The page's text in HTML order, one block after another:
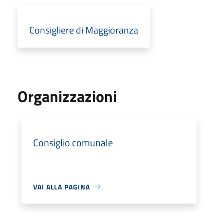
Consigliere di Maggioranza
Organizzazioni
Consiglio comunale
VAI ALLA PAGINA